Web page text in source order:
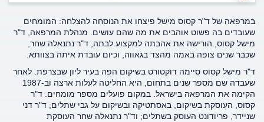
במרפאה של ד"ר קסוס מישל פיצחו את הנוסחה להצלחה: המומחים
שעובדים בה פשוט אוהבים את מה שהם עושים. מנהלת המרפאה, ד"ר
מישל קסוס, הורישה את אהבתה למקצוע לבתה, ד"ר נתנאלה שחר,
שכבר שנים צופה באמה מהצד בגאווה, וכיום עובדת איתה בצוותא.
ד"ר מישל קסוס סיימה דוקטורט בשיקום הפה בעיר ליון שבצרפת. לאחר
שעבדה שם מספר שנים בתחום, היא החליטה לעלות ארצה וב-1987
הקימה את המרפאה בישראל. במקום פועלים מספר מומחים: ד"ר
קסוס, העוסקת בשיקום, באסתטיקה ובשיקום על גבי שתלים; ד"ר דני
שניידר, פריודונט העוסק בשתלים; וד"ר נתנאלה שחר העוסקת